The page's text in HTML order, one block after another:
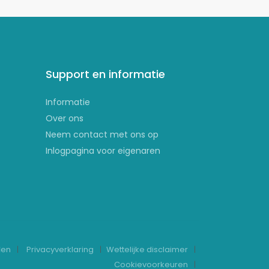
Support en informatie
Informatie
Over ons
Neem contact met ons op
Inlogpagina voor eigenaren
Privacyverklaring
Wettelijke disclaimer
Cookievoorkeuren